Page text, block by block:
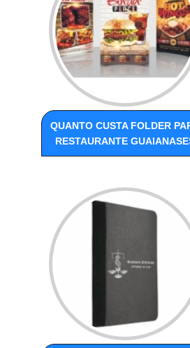
QUANTO CUSTA FOLDER
RESTAURANTE